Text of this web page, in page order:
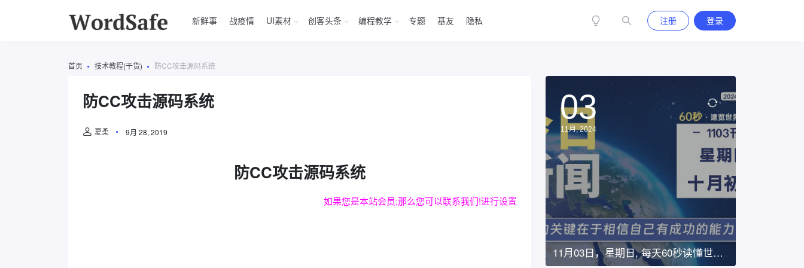
新鲜事 战疫情 UI素材 创客头条 编程教学 专题 基友 隐私 注册 登录
首页 技术教程(干货) 防CC攻击源码系统
防CC攻击源码系统
夏柔 9月 28, 2019
防CC攻击源码系统
如果您是本站会员;那么您可以联系我们!进行设置
03
11月, 2024
11月03日，星期日, 每天60秒读懂世